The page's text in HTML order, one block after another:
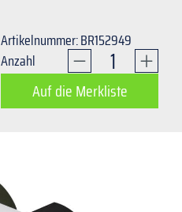
Artikelnummer: BR152949
Anzahl
Produkt
Auf die Merkliste